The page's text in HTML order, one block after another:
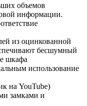
объемов
информации.
из оцинкованной
бесшумный
шкафа
использование
на YouTube)
замками и